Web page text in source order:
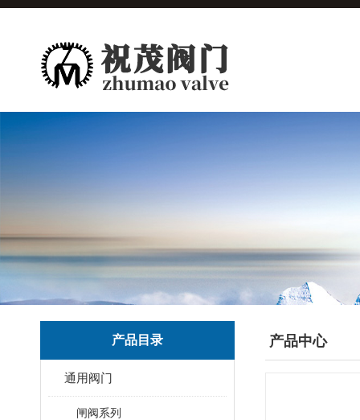
产品目录
通用阀门
闸阀系列
产品中心